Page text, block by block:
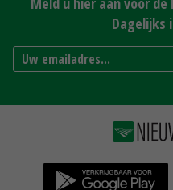
Dagelijks